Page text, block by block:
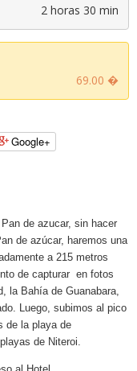
2 horas 30 min
69.00 �
Google+
de azucar, sin hacer
de azúcar, haremos una
a 215 metros
de capturar en fotos
la Bahía de Guanabara,
Luego, subimos al pico
de la playa de
de Niteroi.